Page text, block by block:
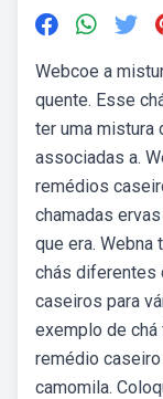
Webcoe a
quente. Esse
ter uma mistura
associadas a.
remédios
chamadas
que era.
chás diferentes
caseiros para
exemplo de
remédio
camomila.